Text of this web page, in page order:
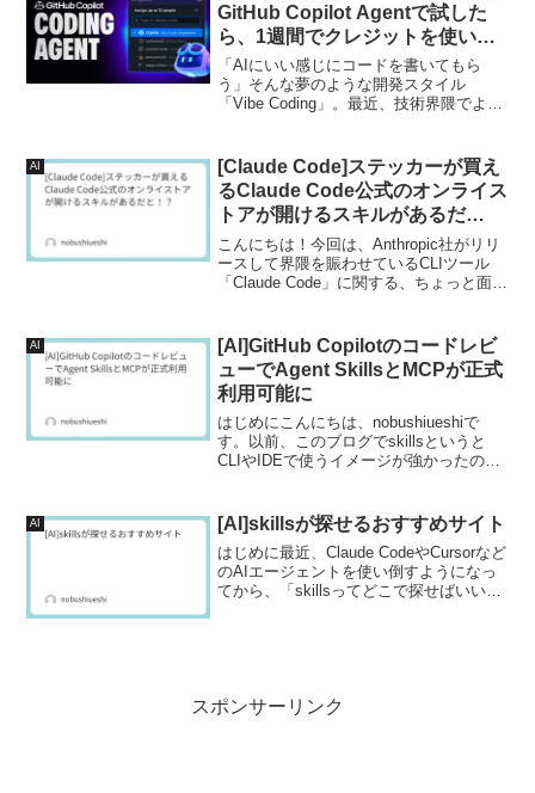
GitHub Copilot Agentで試した
ら、1週間でクレジットを使い果
たして大失敗した話
「AIにいい感じにコードを書いてもら
う」そんな夢のような開発スタイル
「Vibe Coding」。最近、技術界隈でよく
人でした。少し乗り遅れていますが、
「そろそろそ試すか...
AI
[Claude Code]ステッカーが買え
るClaude Code公式のオンライス
トアが開けるスキルがあるだ
と！？
こんにちは！今回は、Anthropic社がリリ
ースして界隈を賑わせているCLIツール
「Claude Code」に関する、ちょっと面白
で直接コードを読み書きし、...
AI
[AI]GitHub Copilotのコードレビ
ューでAgent SkillsとMCPが正式
利用可能に
はじめにこんにちは、nobushiueshiで
す。以前、このブログでskillsというと
CLIやIDEで使うイメージが強かったので
できる...
AI [AI]skillsが探せるおすすめサイト
はじめに最近、Claude CodeやCursorなど
のAIエージェントを使い倒すようになっ
てから、「skillsってどこで探せばいいん
スポンサーリンク